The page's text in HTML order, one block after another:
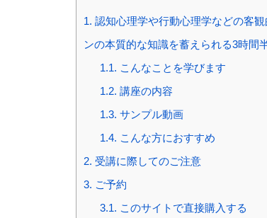
1. 認知心理学や行動心理学などの客
ンの本質的な知識を蓄えられる3時間
1.1. こんなことを学びます
1.2. 講座の内容
1.3. サンプル動画
1.4. こんな方におすすめ
2. 受講に際してのご注意
3. ご予約
3.1. このサイトで直接購入する